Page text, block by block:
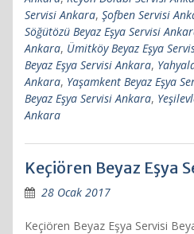
Servisi Ankara, Şofben Servisi
Söğütözü Beyaz Eşya Servisi
Ankara, Ümitköy Beyaz Eşya
Beyaz Eşya Servisi Ankara,
Ankara, Yaşamkent Beyaz Eşya
Beyaz Eşya Servisi Ankara,
Ankara
Keçiören Beyaz Eşya
28 Ocak 2017
Keçiören Beyaz Eşya Servisi